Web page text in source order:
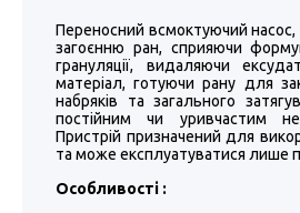
Переносний всмоктуючий
загоєнню ран, сприяючи
грануляції, видаляючи
матеріал, готуючи рану для
набряків та загального
постійним чи уривчастим
Пристрій призначений для
та може експлуатуватися лише
Особливості :